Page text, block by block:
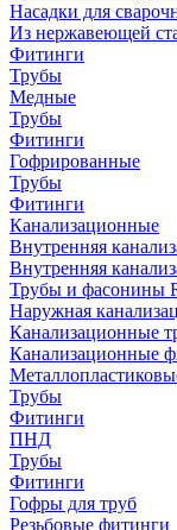
Насадки для
Из нержавеющей
Фитинги
Трубы
Медные
Трубы
Фитинги
Гофрированные
Трубы
Фитинги
Канализационные
Внутренняя
Внутренняя
Трубы и фасонины
Наружная
Канализационные
Канализационные
Трубы
Фитинги
ПНД
Трубы
Фитинги
Гофры для труб
Резьбовые фитинги